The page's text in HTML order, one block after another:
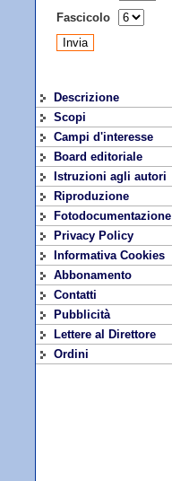
Fascicolo
Descrizione
Scopi
Campi d'interesse
Board editoriale
Istruzioni agli autori
Riproduzione
Fotodocumentazione
Privacy Policy
Informativa Cookies
Abbonamento
Contatti
Pubblicità
Lettere al Direttore
Ordini